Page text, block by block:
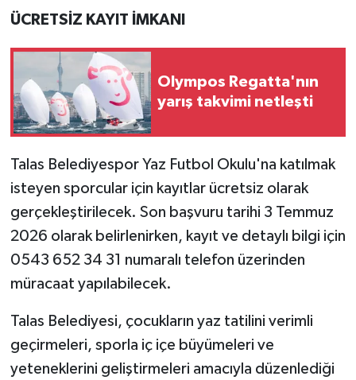
ÜCRETSİZ KAYIT İMKANI
Olympos Regatta'nın
yarış takvimi netleşti
Talas Belediyespor Yaz Futbol Okulu'na katılmak
isteyen sporcular için kayıtlar ücretsiz olarak
gerçekleştirilecek. Son başvuru tarihi 3 Temmuz
2026 olarak belirlenirken, kayıt ve detaylı bilgi için
0543 652 34 31 numaralı telefon üzerinden
müracaat yapılabilecek.
Talas Belediyesi, çocukların yaz tatilini verimli
geçirmeleri, sporla iç içe büyümeleri ve
yeteneklerini geliştirmeleri amacıyla düzenlediği